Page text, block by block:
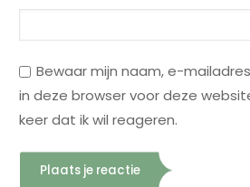
Bewaar mijn naam, e-
in deze browser voor deze
keer dat ik wil reageren.